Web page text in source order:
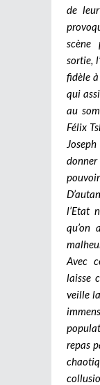
de
scène
sortie,
fidèle
qui
au
Félix
l’Etat
qu’on
Avec
laisse
veille
repas